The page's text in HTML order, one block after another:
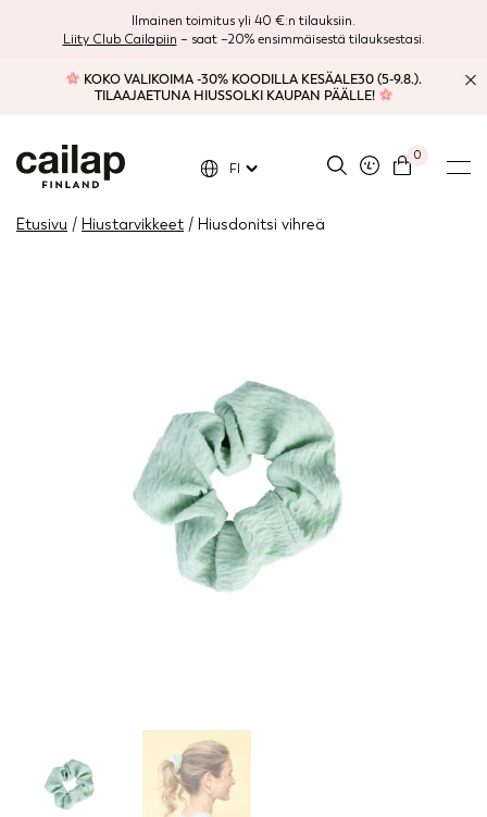
Ilmainen toimitus yli 40 €:n tilauksiin.
Liity Club Cailapiin – saat –20% ensimmäisestä tilauksestasi.
KOKO VALIKOIMA -30% KOODILLA KESÄALE30 (5-9.8.).
TILAAJAETUNA HIUSSOLKI KAUPAN PÄÄLLE!
0
FI
Etusivu / Hiustarvikkeet / Hiusdonitsi vihreä